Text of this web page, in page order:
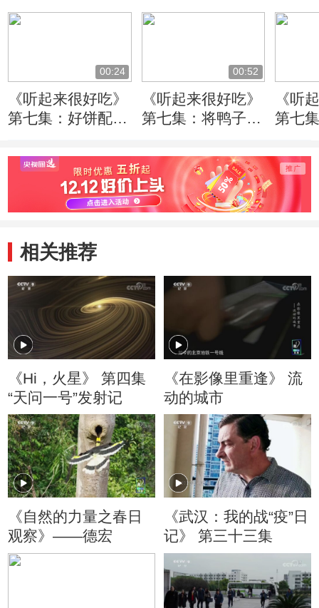
00:24
《听起来很好吃》
第七集：好饼配好
点在于先烙后蒸
00:52
《听起来很好吃》
第七集：将鸭子均
风干
《听
第七
肉食
相关推荐
《Hi，火星》 第四集
“天问一号”发射记
《在影像里重逢》 流
动的城市
《自然的力量之春日
观察》——德宏
《武汉：我的战“疫”日
记》 第三十三集